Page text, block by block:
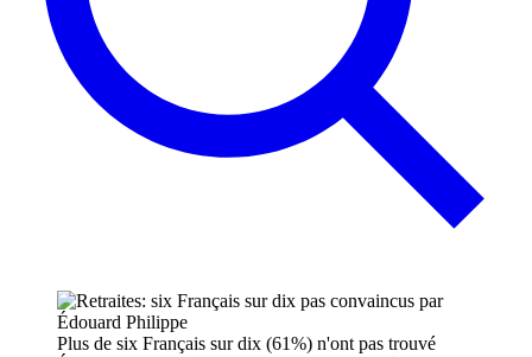
Plus de six Français sur dix (61%) n'ont pas trouvé